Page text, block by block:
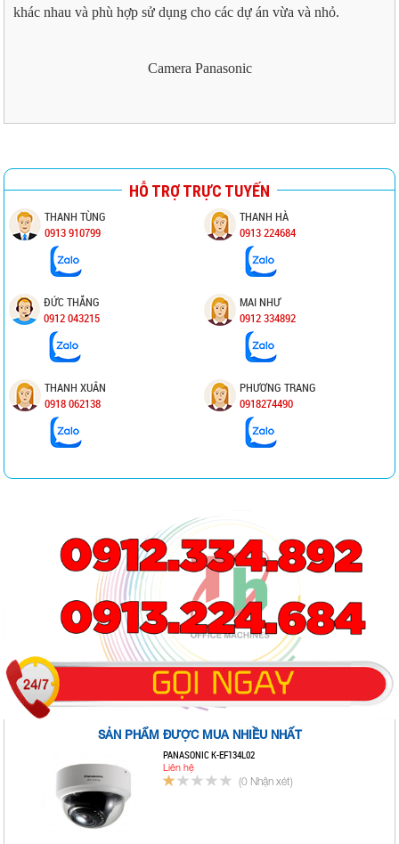
khác nhau và phù hợp sử dụng cho các dự án vừa và nhỏ.
Camera Panasonic
HỖ TRỢ TRỰC TUYẾN
THANH TÙNG
0913 910799
THANH HÀ
0913 224684
ĐỨC THẮNG
0912 043215
MAI NHƯ
0912 334892
THANH XUÂN
0918 062138
PHƯƠNG TRANG
0918274490
SẢN PHẨM ĐƯỢC MUA NHIỀU NHẤT
PANASONIC K-EF134L02
Liên hệ
(0 Nhận xét)